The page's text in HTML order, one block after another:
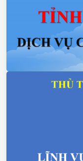
quốc gia TCVN
tốt (VietGAP) –
công tác tư vấn,
một số nhà đóng
địa bàn 2 huyện.
dung, trình tự thực hiện (Ảnh: DT)
vấn đề liên quan,
nắm bắt được
hồ sơ quản lý chất
hiện và đăng ký
khó khăn nhất định
chương trình sản
là nhiệm vụ chính
cao để chỉ đạo